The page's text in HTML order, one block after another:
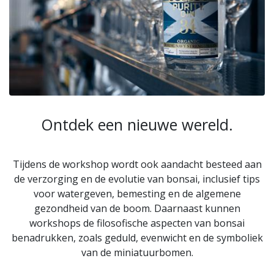
Ontdek een nieuwe wereld.
Tijdens de workshop wordt ook aandacht besteed aan
de verzorging en de evolutie van bonsai, inclusief tips
voor watergeven, bemesting en de algemene
gezondheid van de boom. Daarnaast kunnen
workshops de filosofische aspecten van bonsai
benadrukken, zoals geduld, evenwicht en de symboliek
van de miniatuurbomen.